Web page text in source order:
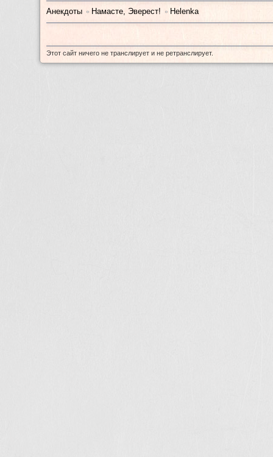
Анекдоты • Намасте, Эверест! • Helenka
Этот сайт ничего не транслирует и не ретранслирует.